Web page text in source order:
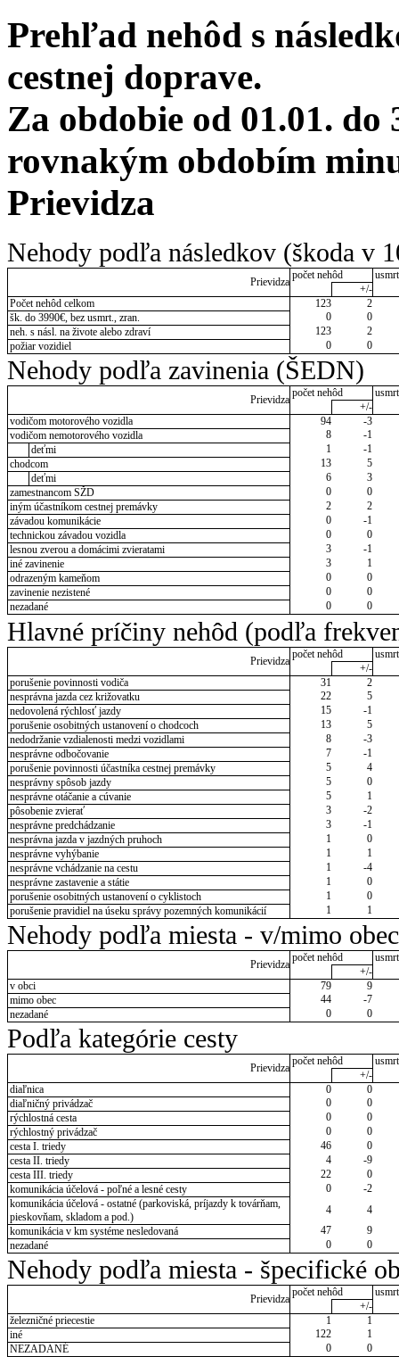
Prehľad nehôd s
cestnej doprave.
Za obdobie od 01.01. do
rovnakým obdobím
Prievidza
Nehody podľa následkov (škoda v
Prievidza
počet nehôd
+/-
Počet nehôd celkom
123
2
šk. do 3990€, bez usmrt., zran.
0
0
neh. s násl. na živote alebo zdraví
123
2
požiar vozidiel
0 0
Nehody podľa zavinenia (ŠEDN)
Prievidza
počet nehôd
+/-
vodičom motorového vozidla
94
-3
vodičom nemotorového vozidla
8
-1
deťmi
1
-1
chodcom
13
5
deťmi
6
3
zamestnancom SŽD
0
0
iným účastníkom cestnej premávky
2
2
závadou komunikácie
0
-1
technickou závadou vozidla
0
0
lesnou zverou a domácimi zvieratami
3
-1
iné zavinenie
3
1
odrazeným kameňom
0
0
zavinenie nezistené
0
0
nezadané
0 0
Hlavné príčiny nehôd (podľa
Prievidza
počet nehôd
+/-
porušenie povinnosti vodiča
31
2
nesprávna jazda cez križovatku
22
5
nedovolená rýchlosť jazdy
15
-1
porušenie osobitných ustanovení o chodcoch
13
5
nedodržanie vzdialenosti medzi vozidlami
8
-3
nesprávne odbočovanie
7
-1
porušenie povinnosti účastníka cestnej premávky
5
4
nesprávny spôsob jazdy
5
0
nesprávne otáčanie a cúvanie
5
1
pôsobenie zvierať
3
-2
nesprávne predchádzanie
3
-1
nesprávna jazda v jazdných pruhoch
1
0
nesprávne vyhýbanie
1
1
nesprávne vchádzanie na cestu
1
-4
nesprávne zastavenie a státie
1
0
porušenie osobitných ustanovení o cyklistoch
1
0
porušenie pravidiel na úseku správy pozemných komunikácií
1 1
Nehody podľa miesta - v/mimo obec
Prievidza
počet nehôd
+/-
v obci
79
9
mimo obec
44
-7
nezadané
0 0
Podľa kategórie cesty
Prievidza
počet nehôd
+/-
diaľnica
0
0
diaľničný privádzač
0
0
rýchlostná cesta
0
0
rýchlostný privádzač
0
0
cesta I. triedy
46
0
cesta II. triedy
4
-9
cesta III. triedy
22
0
komunikácia účelová - poľné a lesné cesty
0
-2
komunikácia účelová - ostatné (parkoviská, príjazdy k továrňam,
pieskovňam, skladom a pod.)
4
4
komunikácia v km systéme nesledovaná
47
9
nezadané
0 0
Nehody podľa miesta - špecifické
Prievidza
počet nehôd
+/-
železničné priecestie
1
1
iné
122
1
NEZADANÉ
0 0